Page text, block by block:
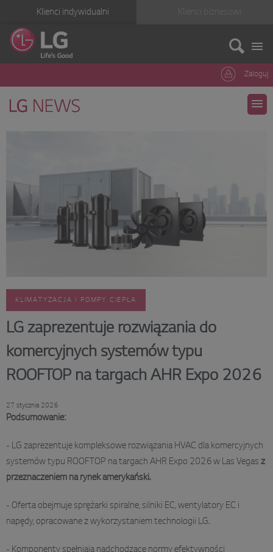
Klienci indywidualni
Zaloguj
KLIMATYZACJA I POMPY CIEPŁA
LG zaprezentuje rozwiązania do
komercyjnych systemów typu
ROOFTOP na targach AHR Expo 2026
27 stycznia 2026
Podsumowanie:
- LG zaprezentuje kompleksowe rozwiązania HVAC dla komercyjnych
systemów typu ROOFTOP na targach AHR Expo 2026 w Las Vegas z
przeznaczeniem na rynek amerykański.
- Oferta obejmuje sprężarki spiralne, silniki EC, wentylatory EC i
napędy, opracowane z wykorzystaniem technologii LG.